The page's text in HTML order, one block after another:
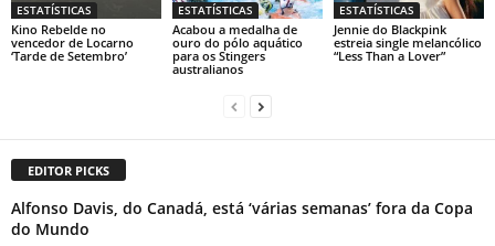
ESTATÍSTICAS
Kino Rebelde no
vencedor de Locarno
‘Tarde de Setembro’
ESTATÍSTICAS
Acabou a medalha de
ouro do pólo aquático
para os Stingers
australianos
ESTATÍSTICAS
Jennie do Blackpink
estreia single melancólico
“Less Than a Lover”
EDITOR PICKS
Alfonso Davis, do Canadá, está ‘várias semanas’ fora da Copa
do Mundo